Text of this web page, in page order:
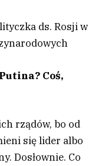
ds. Rosji w
Coś,
rządów, bo od
się lider albo
Dosłownie. Co